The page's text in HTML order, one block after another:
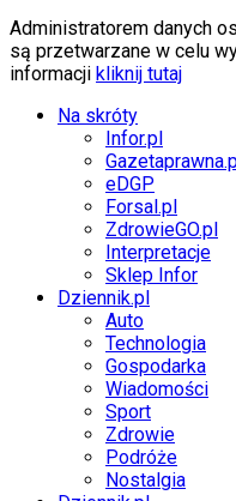
Administratorem danych
są przetwarzane w celu
informacji kliknij tutaj
Na skróty
Infor.pl
eDGP
Forsal.pl
ZdrowieGO.pl
Interpretacje
Sklep Infor
Dziennik.pl
Auto
Technologia
Gospodarka
Wiadomości
Sport
Zdrowie
Podróże
Nostalgia